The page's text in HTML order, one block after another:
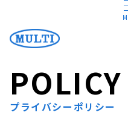
POLICY
プライバシーポリシー